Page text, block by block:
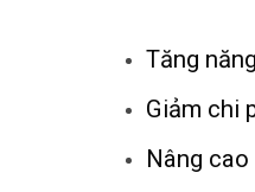
Tăng
Giảm chi
Nâng